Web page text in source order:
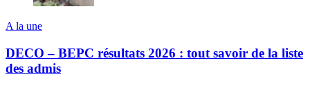
A la une
DECO – BEPC résultats 2026 : tout savoir de la liste
des admis